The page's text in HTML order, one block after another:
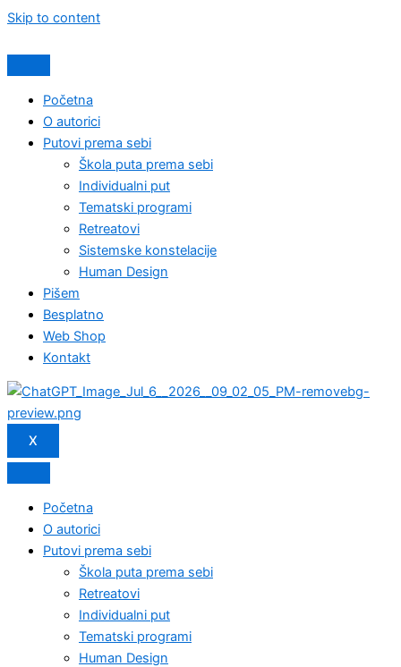
Skip to content
Početna
O autorici
Putovi prema sebi
Škola puta prema sebi
Individualni put
Tematski programi
Retreatovi
Sistemske konstelacije
Human Design
Pišem
Besplatno
Web Shop
Kontakt
X
Početna
O autorici
Putovi prema sebi
Škola puta prema sebi
Retreatovi
Individualni put
Tematski programi
Human Design